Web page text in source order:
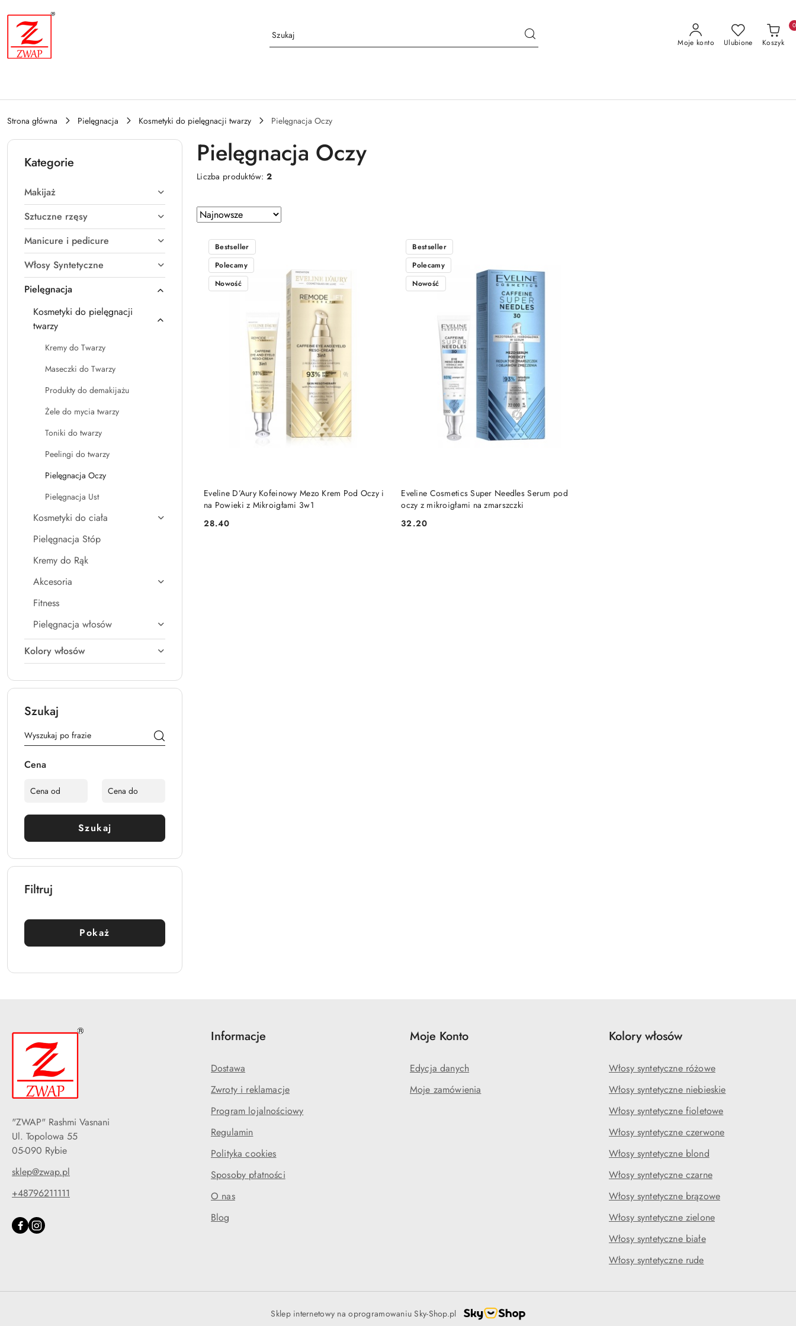
Przejdź do treści głównej
Przejdź do wyszukiwarki
Przejdź do moje konto
Przejdź do menu głównego
Przejdź do stopki
Moje konto Ulubione Koszyk
0
Strona główna Pielęgnacja Kosmetyki do pielęgnacji twarzy Pielęgnacja Oczy
Kategorie
Makijaż
Sztuczne rzęsy
Manicure i pedicure
Włosy Syntetyczne
Pielęgnacja
Kosmetyki do pielęgnacji
twarzy
Kremy do Twarzy
Maseczki do Twarzy
Produkty do demakijażu
Żele do mycia twarzy
Toniki do twarzy
Peelingi do twarzy
Pielęgnacja Oczy
Pielęgnacja Ust
Kosmetyki do ciała
Pielęgnacja Stóp
Kremy do Rąk
Akcesoria
Fitness
Pielęgnacja włosów
Kolory włosów
Szukaj
Cena
Szukaj
Filtruj
Pokaż
Pielęgnacja Oczy
Liczba produktów:2
Zastosowano
sortowanie:
Najnowsze.
Sortuj
według
Eveline D’Aury Kofeinowy Mezo Krem Pod Oczy i
na Powieki z Mikroigłami 3w1
Cena:
28.40
Bestseller
Polecamy
Nowość
DO KOSZYKA
Eveline Cosmetics Super Needles Serum pod
oczy z mikroigłami na zmarszczki
Cena:
32.20
Bestseller
Polecamy
Nowość
PRODUKT NIEDOSTĘPNY
"ZWAP" Rashmi Vasnani
Ul. Topolowa 55
05-090 Rybie
sklep@zwap.pl
+48796211111
Informacje
Dostawa
Zwroty i reklamacje
Program lojalnościowy
Regulamin
Polityka cookies
Sposoby płatności
O nas
Blog
Moje Konto
Edycja danych
Moje zamówienia
Kolory włosów
Włosy syntetyczne różowe
Włosy syntetyczne niebieskie
Włosy syntetyczne fioletowe
Włosy syntetyczne czerwone
Włosy syntetyczne blond
Włosy syntetyczne czarne
Włosy syntetyczne brązowe
Włosy syntetyczne zielone
Włosy syntetyczne białe
Włosy syntetyczne rude
Sklep internetowy na oprogramowaniu Sky-Shop.pl